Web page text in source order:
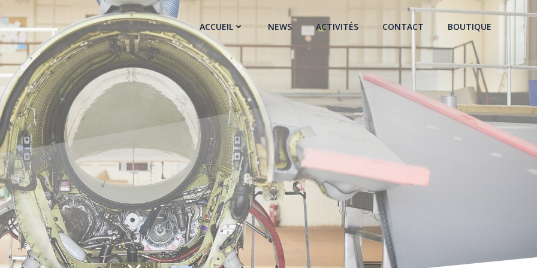
ACCUEIL NEWS ACTIVITÉS CONTACT BOUTIQUE